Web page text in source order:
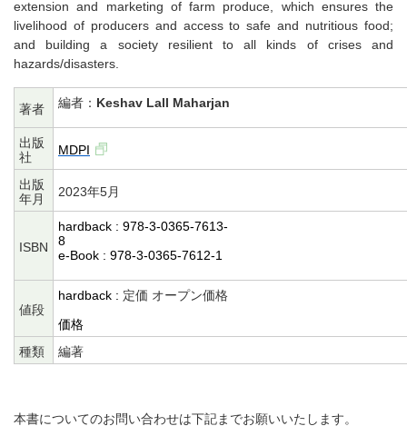
extension and marketing of farm produce, which ensures the
livelihood of producers and access to safe and nutritious food;
and building a society resilient to all kinds of crises and
hazards/disasters.
著者 編者： Keshav Lall Maharjan
出版
社
MDPI
出版
年月
2023年5月
ISBN
hardback : 978-3-0365-7613-
8
e-Book : 978-3-0365-7612-1
値段
hardback : 定価 オープン価格
価格
種類
編著
本書についてのお問い合わせは下記までお願いいたします。